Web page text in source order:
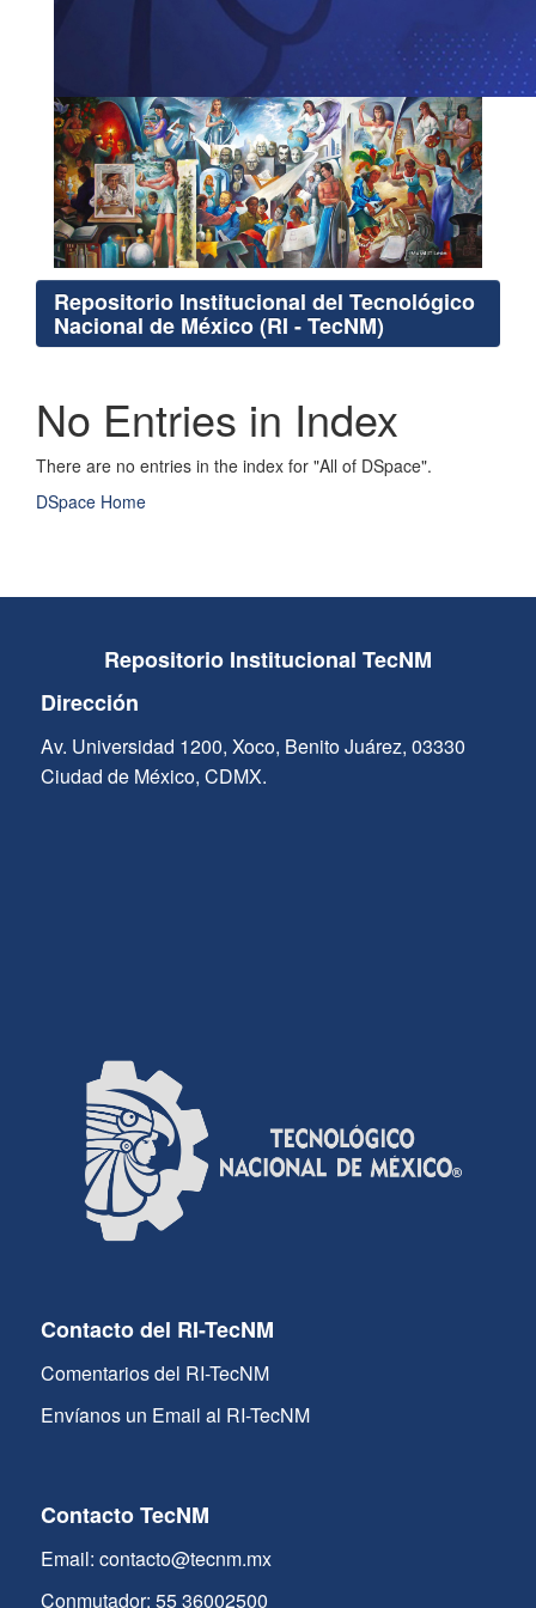
Repositorio Institucional del Tecnológico
Nacional de México (RI - TecNM)
No Entries in Index
There are no entries in the index for "All of DSpace".
DSpace Home
Repositorio Institucional TecNM
Dirección
Av. Universidad 1200, Xoco, Benito Juárez, 03330
Ciudad de México, CDMX.
Contacto del RI-TecNM
Comentarios del RI-TecNM
Envíanos un Email al RI-TecNM
Contacto TecNM
Email: contacto@tecnm.mx
Conmutador: 55 36002500